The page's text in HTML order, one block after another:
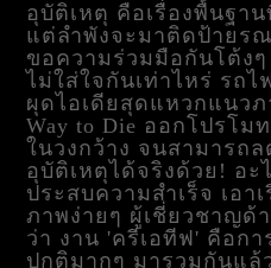
อุบัติเหตุ คือเรื่องพื้นฐา
แต่ลำพังจะมาติดป้ายร
ขอความร่วมมือกันโต้ง
ไม่ใส่ใจกันเท่าไหร่ รถไ
ผุดไอเดียสุดแหวกแนว
Way to Die ออกโปรโม
ในวงกว้าง จนสามารถ
อุบัติเหตุได้จริงด้วย! อ
ประสบความสำเร็จ เอา
ภาพง่ายๆ ผู้เชี่ยวชาญด้
ว่า งาน 'ครีเอทีฟ' คือกา
ปกติมากๆ มารวมกันแล้